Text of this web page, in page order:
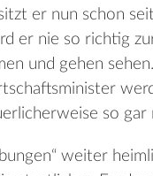
er nun schon
er nie so richtig
und gehen
so gar
weiter